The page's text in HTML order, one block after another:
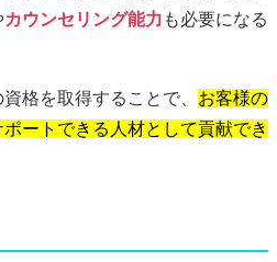
カウンセリング能力 も必要になる
格を取得することで、 お客様の
ートできる人材として貢献でき